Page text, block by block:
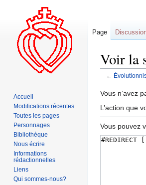
Voir la
←
Aller
à
navigation
Aller
à
recherche
Vous n’avez
L’action que
Vous pouvez
Page
Accueil
Modifications récentes
Toutes les pages
Personnages
Bibliothèque
Nous écrire
Informations
rédactionnelles
Liens
Qui sommes-nous?